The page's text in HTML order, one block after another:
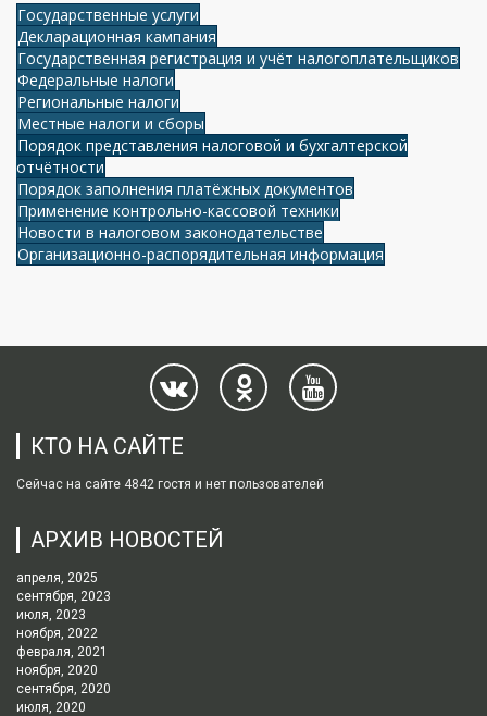
Государственные услуги
Декларационная кампания
Государственная регистрация и учёт налогоплательщиков
Федеральные налоги
Региональные налоги
Местные налоги и сборы
Порядок представления налоговой и бухгалтерской
отчётности
Порядок заполнения платёжных документов
Применение контрольно-кассовой техники
Новости в налоговом законодательстве
Организационно-распорядительная информация
КТО НА САЙТЕ
Сейчас на сайте 4842 гостя и нет пользователей
АРХИВ НОВОСТЕЙ
апреля, 2025
сентября, 2023
июля, 2023
ноября, 2022
февраля, 2021
ноября, 2020
сентября, 2020
июля, 2020